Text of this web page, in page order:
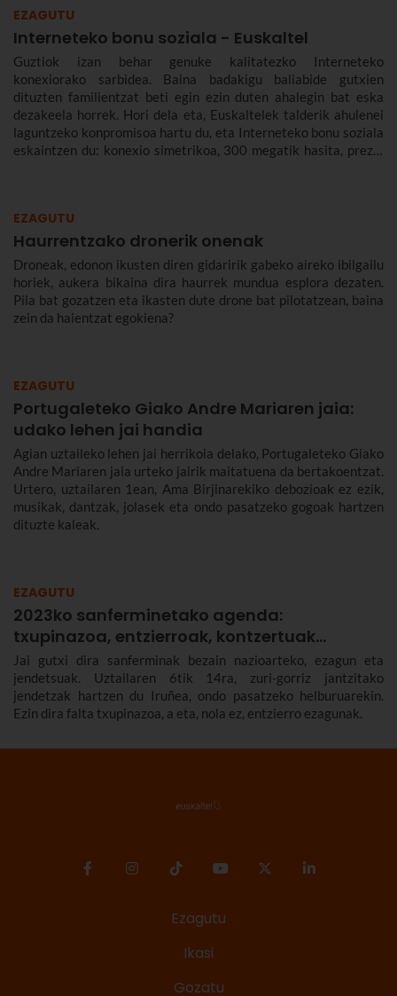
EZAGUTU
Interneteko bonu soziala - Euskaltel
Guztiok izan behar genuke kalitatezko Interneteko
konexiorako sarbidea. Baina badakigu baliabide gutxien
dituzten familientzat beti egin ezin duten ahalegin bat eska
dezakeela horrek. Hori dela eta, Euskaltelek talderik ahulenei
laguntzeko konpromisoa hartu du, eta Interneteko bonu soziala
eskaintzen du: konexio simetrikoa, 300 megatik hasita, prezio
EZAGUTU
Haurrentzako dronerik onenak
Droneak, edonon ikusten diren gidaririk gabeko aireko ibilgailu
horiek, aukera bikaina dira haurrek mundua esplora dezaten.
Pila bat gozatzen eta ikasten dute drone bat pilotatzean, baina
zein da haientzat egokiena?
EZAGUTU
Portugaleteko Giako Andre Mariaren jaia:
udako lehen jai handia
Agian uztaileko lehen jai herrikoia delako, Portugaleteko Giako
Andre Mariaren jaia urteko jairik maitatuena da bertakoentzat.
Urtero, uztailaren 1ean, Ama Birjinarekiko debozioak ez ezik,
musikak, dantzak, jolasek eta ondo pasatzeko gogoak hartzen
dituzte kaleak.
EZAGUTU
2023ko sanferminetako agenda:
txupinazoa, entzierroak, kontzertuak…
Jai gutxi dira sanferminak bezain nazioarteko, ezagun eta
jendetsuak. Uztailaren 6tik 14ra, zuri-gorriz jantzitako
jendetzak hartzen du Iruñea, ondo pasatzeko helburuarekin.
Ezin dira falta txupinazoa, a eta, nola ez, entzierro ezagunak.
Ezagutu
Ikasi
Gozatu